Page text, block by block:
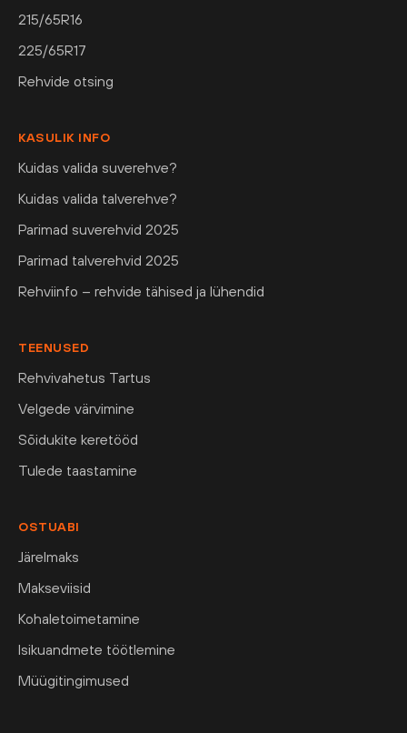
215/65R16
225/65R17
Rehvide otsing
KASULIK INFO
Kuidas valida suverehve?
Kuidas valida talverehve?
Parimad suverehvid 2025
Parimad talverehvid 2025
Rehviinfo – rehvide tähised ja lühendid
TEENUSED
Rehvivahetus Tartus
Velgede värvimine
Sõidukite keretööd
Tulede taastamine
OSTUABI
Järelmaks
Makseviisid
Kohaletoimetamine
Isikuandmete töötlemine
Müügitingimused